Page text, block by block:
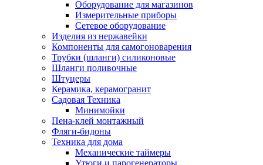
Оборудование для магазинов
Измерительные приборы
Сетевое оборудование
Изделия из нержавейки
Компоненты для самогоноварения
Трубки (шланги) силиконовые
Шланги поливочные
Штуцеры
Керамика, керамогранит
Садовая Техника
Минимойки
Пена-клей монтажный
Фляги-бидоны
Техника для дома
Механические таймеры
Утюги и парогенераторы